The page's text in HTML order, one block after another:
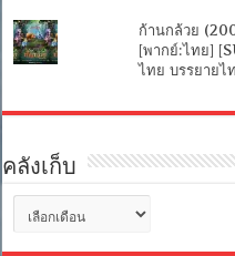
ก้านกล้วย
[พากย์:ไทย]
ไทย บรรยายไ
คลังเก็บ
เก็บ